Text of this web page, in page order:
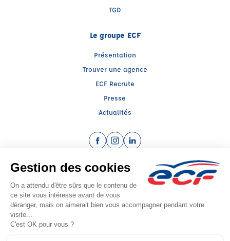
TGD
Le groupe ECF
Présentation
Trouver une agence
ECF Recrute
Presse
Actualités
Facebook (nouvelle fenêtre)
Instagram (nouvelle fenêtre)
LinkedIn (nouvelle fenêtre)
Raison sociale : CENTRE EDUCATION SECURITE ROUTIERE 69 - Capital social:
SIREN: 312272818 - Numéro de TVA intracommunautaire: FR 32 312272818
Agrément n°E0206909650
Siège social : 55, Bd des Droits de l'Homme , VAULX EN VELIN (69120) -